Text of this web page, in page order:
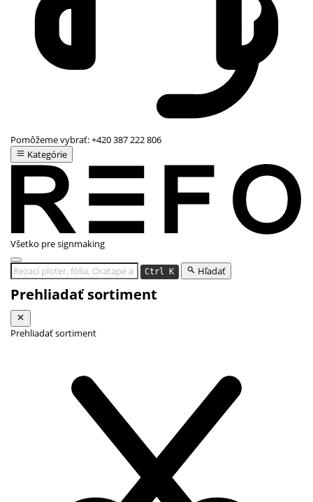
Pomôžeme vybrať:+420 387 222 806
Kategórie
Všetko pre signmaking
Ctrl K Hľadať
Prehliadať sortiment
Prehliadať sortiment